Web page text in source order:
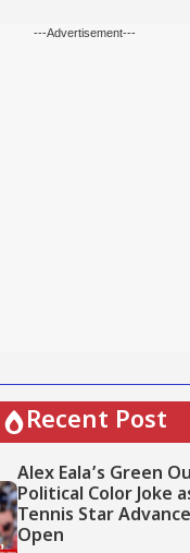
---Advertisement---
Recent Post
Alex Eala’s Green
Political Color Joke
Tennis Star
Open